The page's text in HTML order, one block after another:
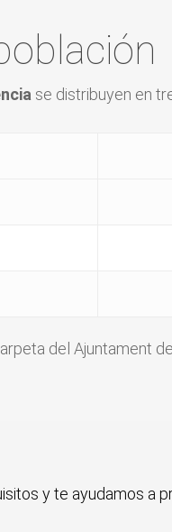
se distribuyen en
del Ajuntament
y te ayudamos a